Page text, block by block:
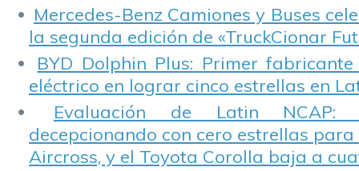
Mercedes-Benz Camiones y Buses
la segunda edición de «TruckCionar
BYD Dolphin Plus: Primer
eléctrico en lograr cinco estrellas en
Evaluación de Latin NCAP:
decepcionando con cero estrellas para
Aircross, y el Toyota Corolla baja a